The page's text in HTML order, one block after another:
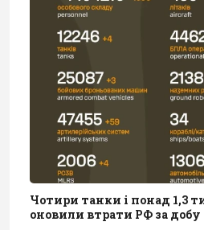
Чотири танки і понад 1,3
оновили втрати РФ за добу